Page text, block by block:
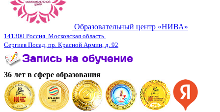
Образовательный центр «НИВА»
141300 Россия, Московская область,
Сергиев Посад, пр. Красной Армии, д. 92
36 лет в сфере образования